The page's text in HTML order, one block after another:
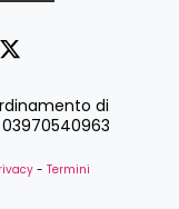
di
03970540963
- Termini